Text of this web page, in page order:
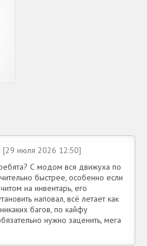
[29 июля 2026 12:50]
С модом вся движуха по
быстрее, особенно если
на инвентарь, его
наповал, всё летает как
багов, по кайфу
нужно заценить, мега